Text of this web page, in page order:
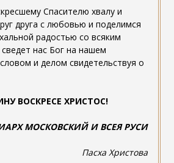
Спасителю хвалу и
друга с любовью и поделимся
радостью со всяким
нас Бог на нашем
и делом свидетельствуя о
ВОСКРЕСЕ ХРИСТОС!
МОСКОВСКИЙ И ВСЕЯ РУСИ
Пасха Христова